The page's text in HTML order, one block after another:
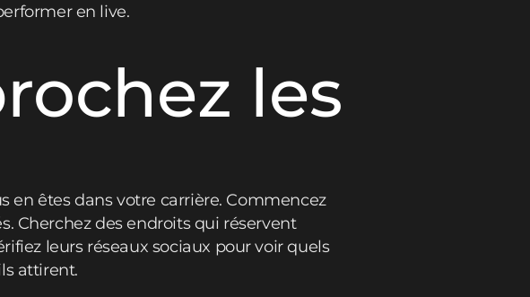
en live.
les
en êtes dans votre carrière. Commencez
Cherchez des endroits qui réservent
leurs réseaux sociaux pour voir quels
attirent.